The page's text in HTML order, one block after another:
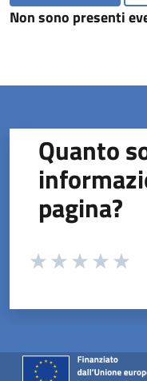
Non sono presenti
Quanto
pagina?
Valuta da 1 a 5 stelle